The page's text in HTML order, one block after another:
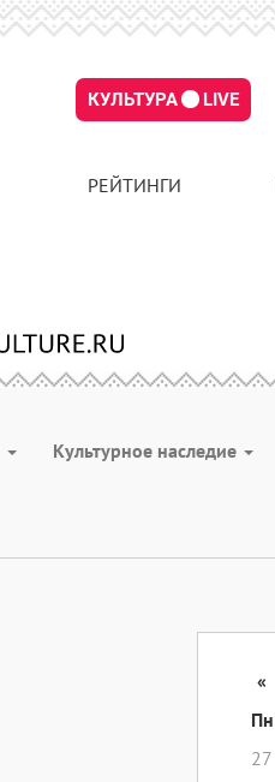
КУЛЬТУРА LIVE
РЕЙТИНГИ
Культурное наследие
«
Пн
27